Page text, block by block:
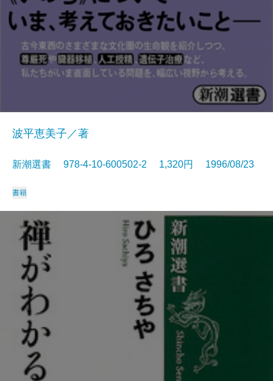
波平恵美子／著
新潮選書 978-4-10-600502-2 1,320円 1996/08/23
書籍